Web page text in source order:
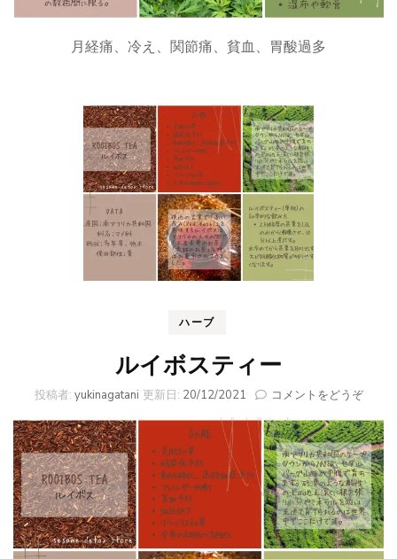
月経痛、冷え、関節痛、貧血、胃酸過多
ハーブ
ルイボスティー
投稿者: yukinagatani 更新日: 20/12/2021 コメントをどうぞ(ル
ボ
ス
テ
ィ
ー)